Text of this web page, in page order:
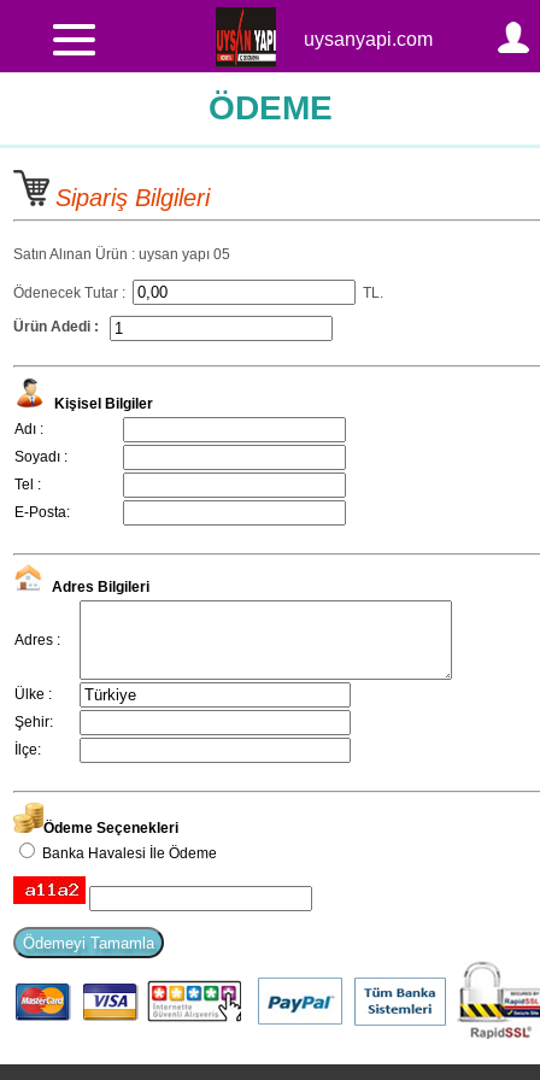
uysanyapi.com
ÖDEME
Sipariş Bilgileri
Satın Alınan Ürün : uysan yapı 05
Ödenecek Tutar :
TL.
Ürün Adedi :
Kişisel Bilgiler
Adı :
Soyadı :
Tel :
E-Posta:
Adres Bilgileri
Adres :
Ülke :
Şehir:
İlçe:
Ödeme Seçenekleri
Banka Havalesi İle Ödeme